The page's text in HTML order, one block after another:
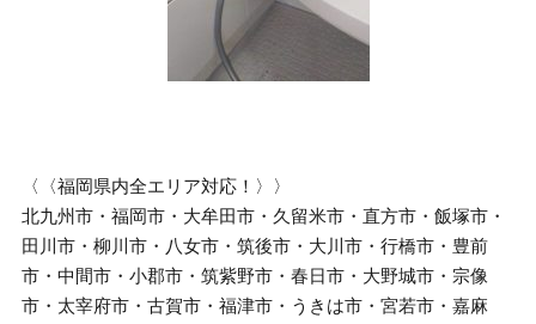
〈〈福岡県内全エリア対応！〉〉
北九州市・福岡市・大牟田市・久留米市・直方市・飯塚市・
田川市・柳川市・八女市・筑後市・大川市・行橋市・豊前
市・中間市・小郡市・筑紫野市・春日市・大野城市・宗像
市・太宰府市・古賀市・福津市・うきは市・宮若市・嘉麻